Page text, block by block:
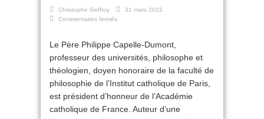
Christophe Geffroy
31 mars 2022
Commentaires fermés
en
péril
Le Père Philippe Capelle-Dumont,
professeur des universités, philosophe et
théologien, doyen honoraire de la faculté de
philosophie de l’Institut catholique de Paris,
est président d’honneur de l’Académie
catholique de France. Auteur d’une